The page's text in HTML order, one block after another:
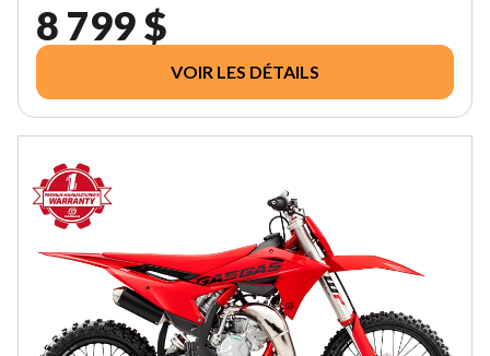
8 799 $
VOIR LES DÉTAILS